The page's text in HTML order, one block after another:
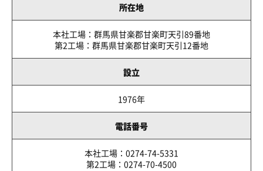
所在地
本社工場：群馬県甘楽郡甘楽町天引89番地
第2工場：群馬県甘楽郡甘楽町天引12番地
設立
1976年
電話番号
本社工場：0274-74-5331
第2工場：0274-70-4500